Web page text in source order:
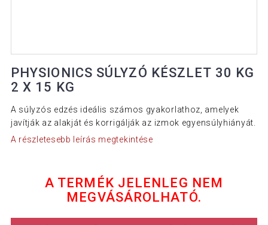
PHYSIONICS SÚLYZÓ KÉSZLET 30 KG
2 X 15 KG
A súlyzós edzés ideális számos gyakorlathoz, amelyek
javítják az alakját és korrigálják az izmok egyensúlyhiányát.
A részletesebb leírás megtekintése
A TERMÉK JELENLEG NEM
MEGVÁSÁROLHATÓ.